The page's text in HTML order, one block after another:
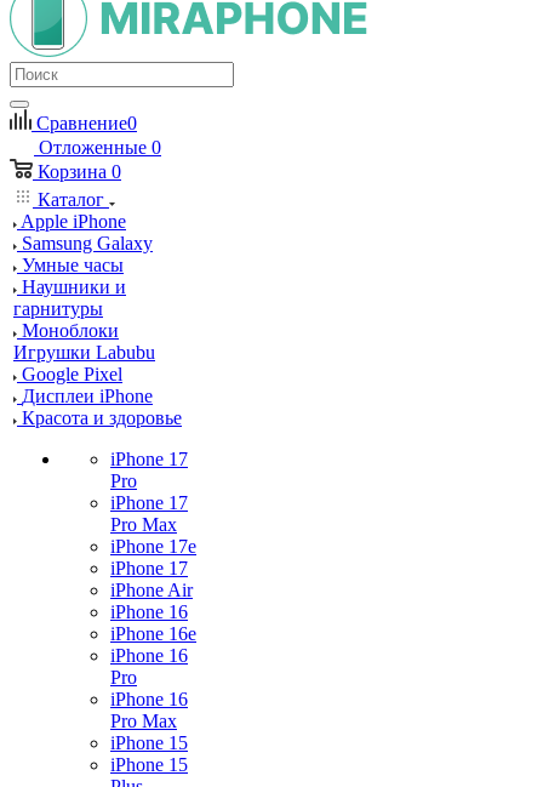
Сравнение0
Отложенные 0
Корзина 0
Каталог
Apple iPhone
Samsung Galaxy
Умные часы
Наушники и
гарнитуры
Моноблоки
Игрушки Labubu
Google Pixel
Дисплеи iPhone
Красота и здоровье
iPhone 17
Pro
iPhone 17
Pro Max
iPhone 17e
iPhone 17
iPhone Air
iPhone 16
iPhone 16e
iPhone 16
Pro
iPhone 16
Pro Max
iPhone 15
iPhone 15